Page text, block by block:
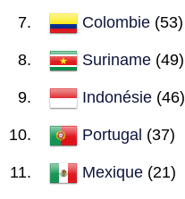
Colombie (53)
Suriname (49)
Indonésie (46)
Portugal (37)
Mexique (21)